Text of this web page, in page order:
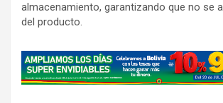
almacenamiento, garantizando que no se
del producto.
A
d